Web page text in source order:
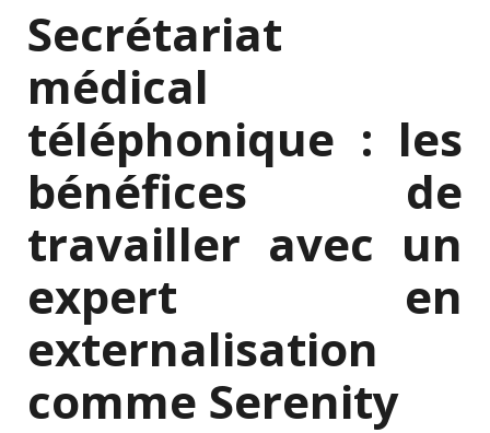
Secrétariat
médical
téléphonique : les
bénéfices de
travailler avec un
expert en
externalisation
comme Serenity